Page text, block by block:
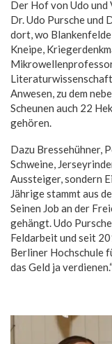
Der Hof von Udo und
Dr. Udo Pursche und
dort, wo
Kneipe,
Anwesen, zu dem
Scheunen auch 22
gehören.
Dazu Bressehühner,
Schweine,
Aussteiger, sondern
Jährige stammt aus
Seinen Job an der
gehängt. Udo
Feldarbeit und seit
Berliner Hochschule
das Geld ja